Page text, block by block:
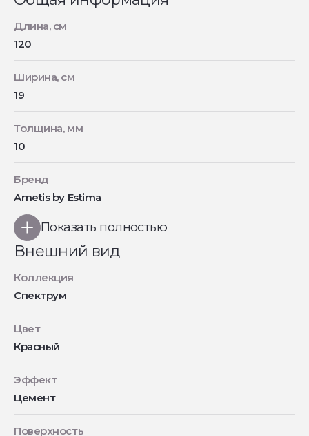
Длина, см
120
Ширина, см
19
Толщина, мм
10
Бренд
Ametis by Estima
Показать полностью
Внешний вид
Коллекция
Спектрум
Цвет
Красный
Эффект
Цемент
Поверхность